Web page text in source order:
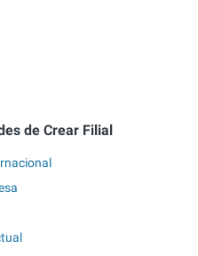
de Crear Filial